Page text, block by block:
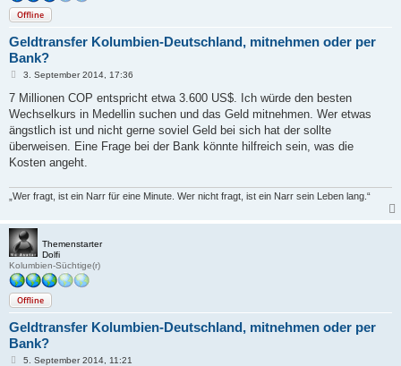
Offline
Geldtransfer Kolumbien-Deutschland, mitnehmen oder per
Bank?
B
i
r
a
g
3. September 2014, 17:36
7 Millionen COP entspricht etwa 3.600 US$. Ich würde den besten
Wechselkurs in Medellin suchen und das Geld mitnehmen. Wer etwas
ängstlich ist und nicht gerne soviel Geld bei sich hat der sollte
überweisen. Eine Frage bei der Bank könnte hilfreich sein, was die
Kosten angeht.
„Wer fragt, ist ein Narr für eine Minute. Wer nicht fragt, ist ein Narr sein Leben lang.“
Themenstarter
Dolfi
Kolumbien-Süchtige(r)
Offline
Geldtransfer Kolumbien-Deutschland, mitnehmen oder per
Bank?
B5. September 2014, 11:21